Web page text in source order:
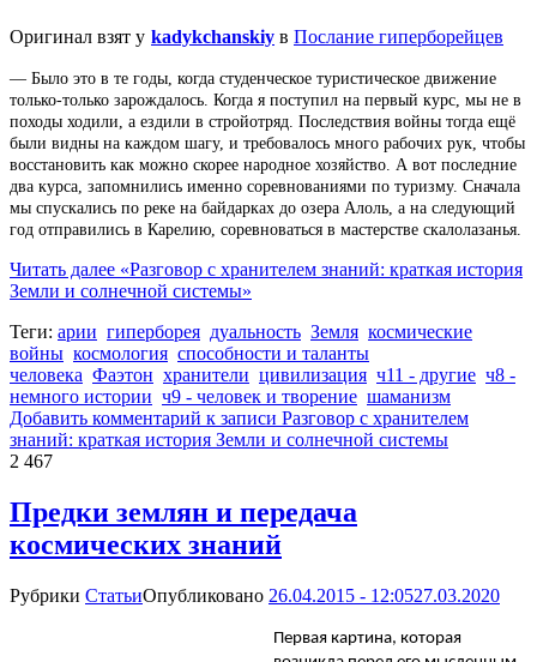
Оригинал взят у kadykchanskiy в Послание гиперборейцев
— Было это в те годы, когда студенческое туристическое движение
только-только зарождалось. Когда я поступил на первый курс, мы не в
походы ходили, а ездили в стройотряд. Последствия войны тогда ещё
были видны на каждом шагу, и требовалось много рабочих рук, чтобы
восстановить как можно скорее народное хозяйство. А вот последние
два курса, запомнились именно соревнованиями по туризму. Сначала
мы спускались по реке на байдарках до озера Алоль, а на следующий
год отправились в Карелию, соревноваться в мастерстве скалолазанья.
Читать далее «Разговор с хранителем знаний: краткая история
Земли и солнечной системы»
Теги: арии гиперборея дуальность Земля космические
войны космология способности и таланты
человека Фаэтон хранители цивилизация ч11 - другие ч8 -
немного истории ч9 - человек и творение шаманизм
Добавить комментарий к записи Разговор с хранителем
знаний: краткая история Земли и солнечной системы
2 467
Предки землян и передача
космических знаний
Рубрики СтатьиОпубликовано 26.04.2015 - 12:0527.03.2020
Первая картина, которая